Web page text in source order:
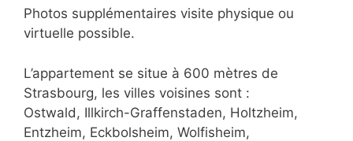
Photos supplémentaires visite physique ou
virtuelle possible.
L’appartement se situe à 600 mètres de
Strasbourg, les villes voisines sont :
Ostwald, Illkirch-Graffenstaden, Holtzheim,
Entzheim, Eckbolsheim, Wolfisheim,